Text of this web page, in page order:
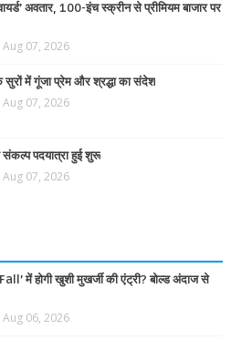
अवतार, 100-इंच स्क्रीन से प्रीमियम बाजार पर
Aug 07, 2026
के सुरों में गूंजा प्रेम और श्रद्धा का संदेश
Aug 07, 2026
संकल्प पदयात्रा हुई शुरू
Aug 07, 2026
में होगी खुशी मुखर्जी की एंट्री? बोल्ड अंदाज से
Aug 06, 2026